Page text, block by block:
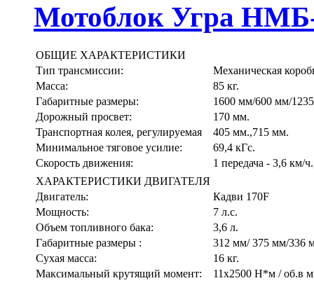
Мотоблок Угра
ОБЩИЕ ХАРАКТЕРИСТИКИ
Тип трансмиссии:
Механическая
Масса:
85 кг.
Габаритные размеры:
1600 мм/600 мм/
Дорожный просвет:
170 мм.
Транспортная колея, регулируемая
405 мм.,715 мм.
Минимальное тяговое усилие:
69,4 кГс.
Скорость движения:
1 передача - 3,6 км/
ХАРАКТЕРИСТИКИ ДВИГАТЕЛЯ
Двигатель:
Кадви 170F
Мощность:
7 л.с.
Объем топливного бака:
3,6 л.
Габаритные размеры :
312 мм/ 375 мм/336
Сухая масса:
16 кг.
Максимальный крутящий момент:
11x2500 Н*м / об.в